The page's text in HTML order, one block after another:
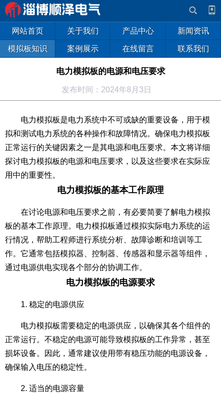
网站首页 关于我们 产品中心 新闻资讯
模拟板知识 案例展示 在线留言 联系我们
电力模拟板的电源和电压要求
发布时间：2024年8月3日
电力模拟板是电力系统中不可或缺的重要设备，用于模
拟和测试电力系统的各种操作和故障情况。确保电力模拟板
正常运行的关键因素之一是其电源和电压要求。本文将详细
探讨电力模拟板的电源和电压要求，以及这些要求在实际应
用中的重要性。
电力模拟板的基本工作原理
在讨论电源和电压要求之前，有必要简要了解电力模拟
板的基本工作原理。电力模拟板通过模拟实际电力系统的运
行情况，帮助工程师进行系统分析、故障诊断和培训等工
作。它通常包括模拟器、控制器、传感器和显示器等组件，
通过电源供电实现各个部分的协调工作。
电力模拟板的电源要求
1. 稳定的电源供应
电力模拟板需要稳定的电源供应，以确保其各个组件的
正常运行。不稳定的电源可能导致模拟板的工作异常，甚至
损坏设备。因此，通常建议使用带有稳压功能的电源设备，
确保输入电压的稳定性。
2. 适当的电源容量